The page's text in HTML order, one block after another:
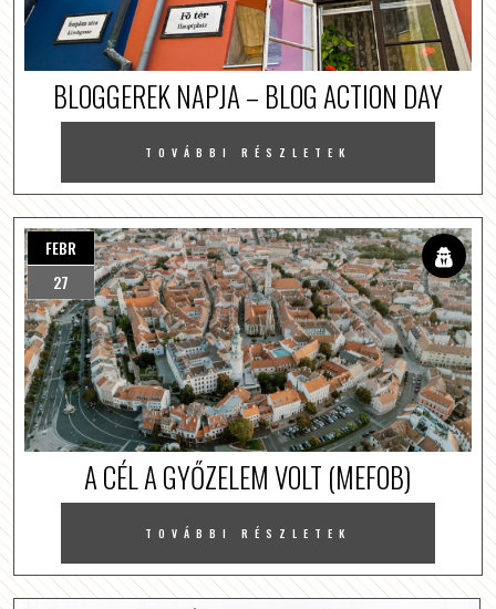
BLOGGEREK NAPJA – BLOG ACTION DAY
TOVÁBBI RÉSZLETEK
FEBR
27
A CÉL A GYŐZELEM VOLT (MEFOB)
TOVÁBBI RÉSZLETEK